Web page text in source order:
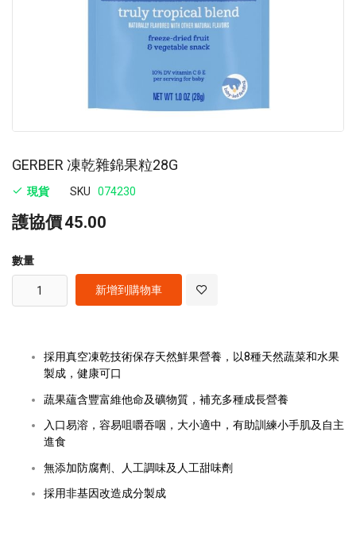
GERBER 凍乾雜錦果粒28G
現貨 SKU 074230
護協價45.00
數量
新增到購物車
採用真空凍乾技術保存天然鮮果營養，以8種天然蔬菜和水果
製成，健康可口
蔬果蘊含豐富維他命及礦物質，補充多種成長營養
入口易溶，容易咀嚼吞咽，大小適中，有助訓練小手肌及自主
進食
無添加防腐劑、人工調味及人工甜味劑
採用非基因改造成分製成